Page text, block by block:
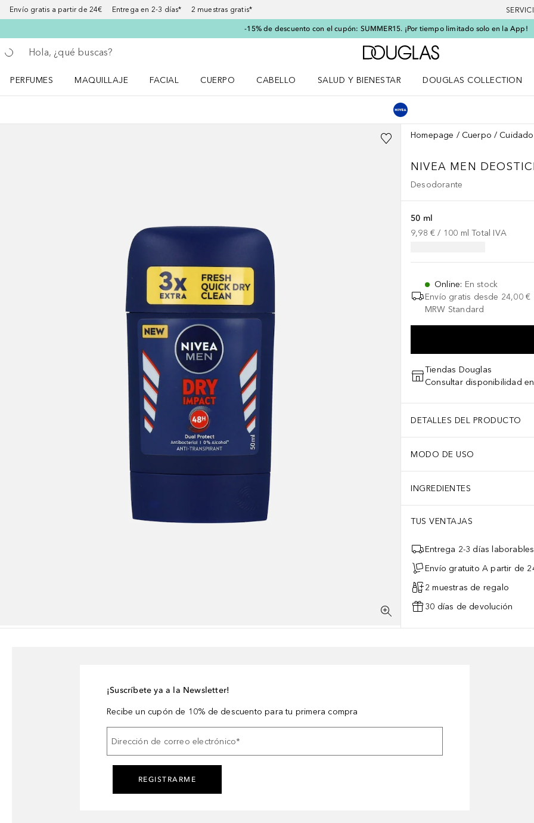
Envío gratis a partir de 24€ Entrega en 2-3 días* 2 muestras gratis*
-15% de descuento con el cupón: SUMMER15. ¡Por tiempo limitado solo en la App!
Regresar
Ejecutar búsqueda
A Douglas Home
PERFUMES
MAQUILLAJE
FACIAL
CUERPO
CABELLO
SALUD Y BIENESTAR
DOUGLAS COLLECTION
Homepage Cuerpo
NIVEA MEN
Desodorante
50 ml
9,98 € / 100 ml Total IVA
Online: En stock
Envío gratis desde 24,00 €
MRW Standard
Tiendas Douglas
Consultar disponibilidad
DETALLES DEL PRODUCTO
MODO DE USO
INGREDIENTES
TUS VENTAJAS
Entrega 2-3 días laborables
Envío gratuito A partir de
2 muestras de regalo
30 días de devolución
¡Suscríbete ya a la Newsletter!
Recibe un cupón de 10% de descuento para tu primera compra
Dirección de correo electrónico*
REGISTRARME